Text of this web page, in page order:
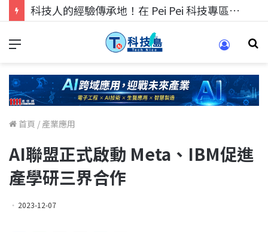
科技人的經驗傳承地！在 Pei Pei 科技專區，與學弟妹交流最硬核的技術
首頁 / 產業應用
AI聯盟正式啟動 Meta、IBM促進
產學研三界合作
2023-12-07